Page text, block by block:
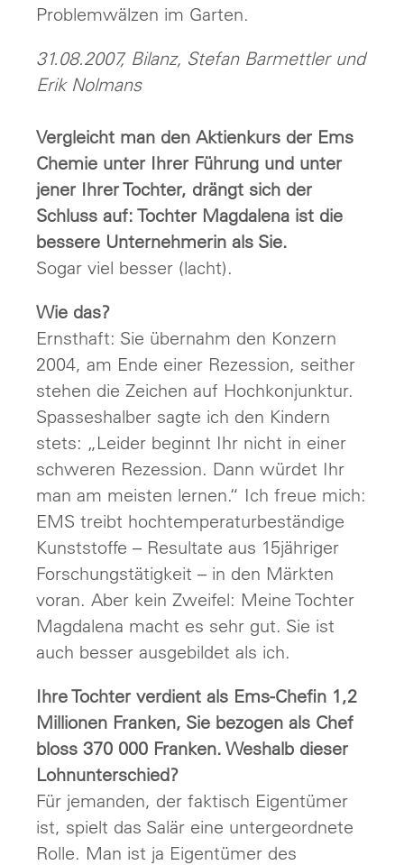
Problemwälzen im Garten.
31.08.2007, Bilanz, Stefan Barmettler und
Erik Nolmans
Vergleicht man den Aktienkurs der Ems
Chemie unter Ihrer Führung und unter
jener Ihrer Tochter, drängt sich der
Schluss auf: Tochter Magdalena ist die
bessere Unternehmerin als Sie.
Sogar viel besser (lacht).
Wie das?
Ernsthaft: Sie übernahm den Konzern
2004, am Ende einer Rezession, seither
stehen die Zeichen auf Hochkonjunktur.
Spasseshalber sagte ich den Kindern
stets: „Leider beginnt Ihr nicht in einer
schweren Rezession. Dann würdet Ihr
man am meisten lernen.“ Ich freue mich:
EMS treibt hochtemperaturbeständige
Kunststoffe – Resultate aus 15jähriger
Forschungstätigkeit – in den Märkten
voran. Aber kein Zweifel: Meine Tochter
Magdalena macht es sehr gut. Sie ist
auch besser ausgebildet als ich.
Ihre Tochter verdient als Ems-Chefin 1,2
Millionen Franken, Sie bezogen als Chef
bloss 370 000 Franken. Weshalb dieser
Lohnunterschied?
Für jemanden, der faktisch Eigentümer
ist, spielt das Salär eine untergeordnete
Rolle. Man ist ja Eigentümer des